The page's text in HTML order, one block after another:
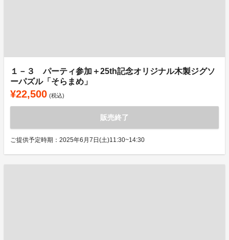
１－３ パーティ参加＋25th記念オリジナル木製ジグソ
ーパズル「そらまめ」
¥22,500 (税込)
販売終了
ご提供予定時期：2025年6月7日(土)11:30~14:30